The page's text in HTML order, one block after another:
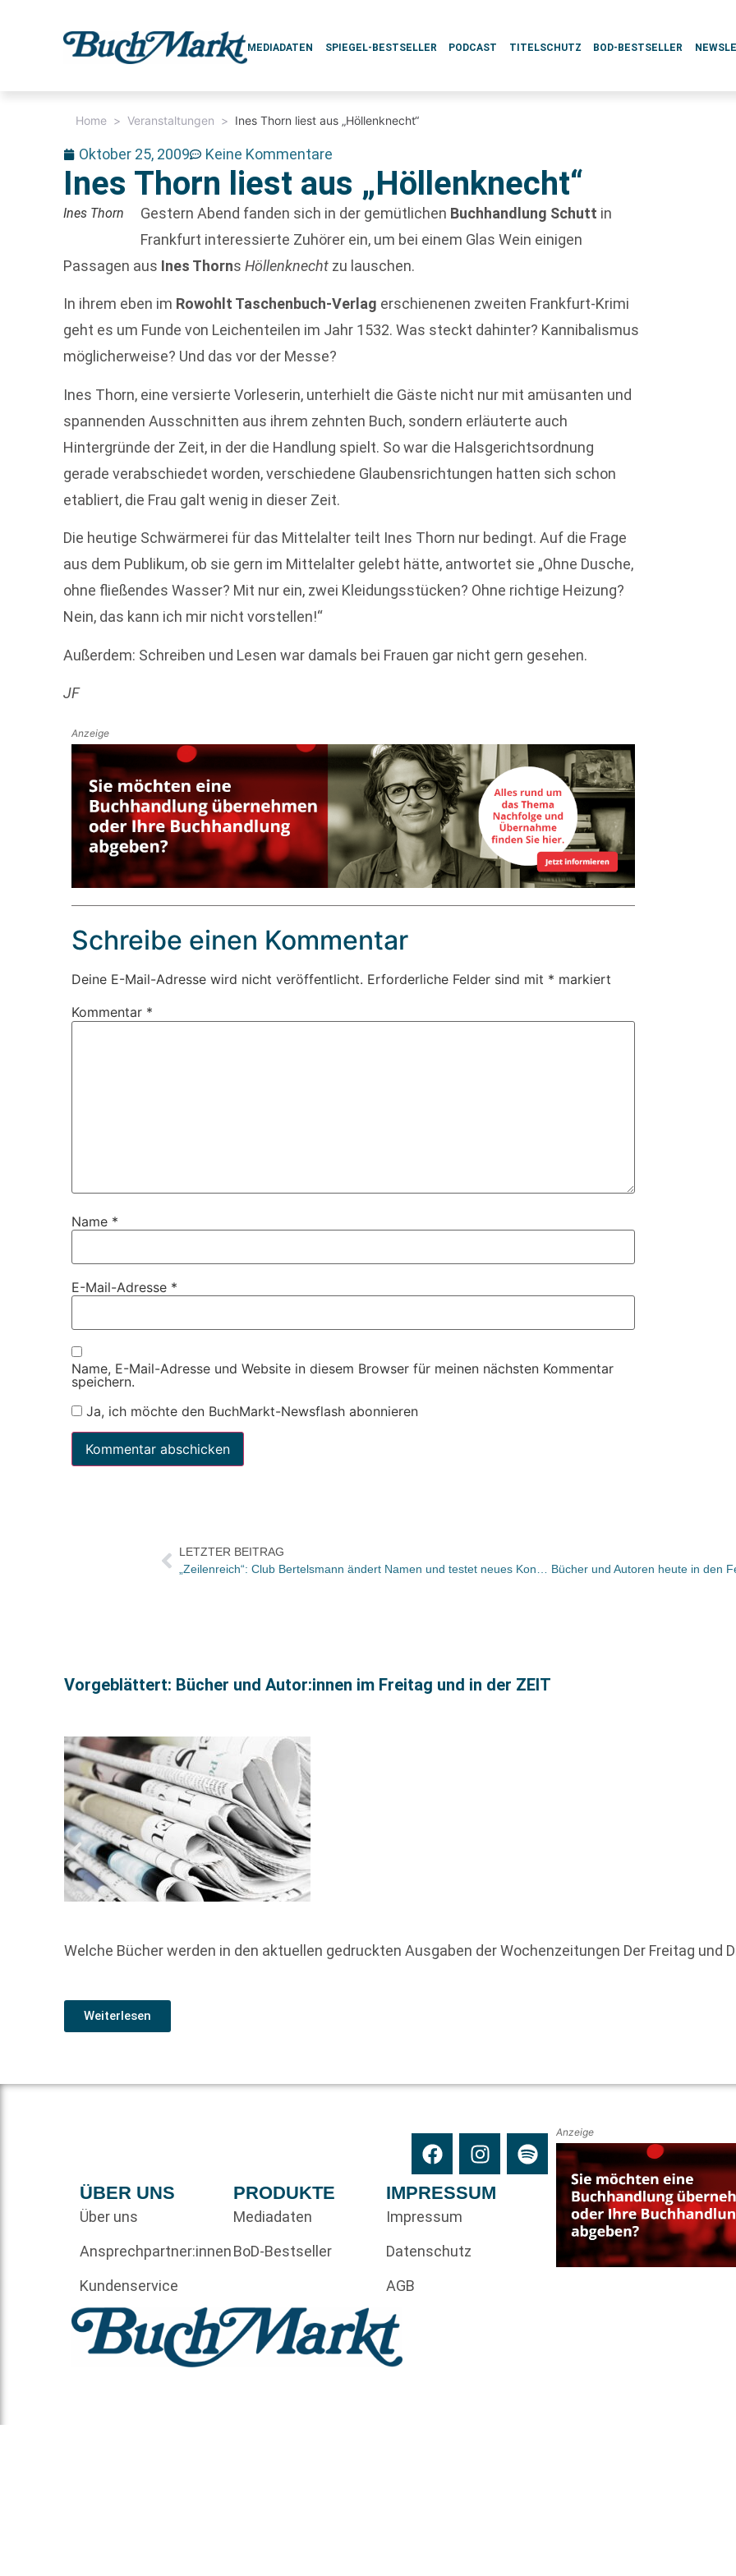
MEDIADATEN SPIEGEL-BESTSELLER PODCAST TITELSCHUTZ BOD-BESTSELLER
Home > Veranstaltungen > Ines Thorn liest aus „Höllenknecht“
Oktober 25, 2009 Keine Kommentare
Ines Thorn liest aus „Höllenknecht“
Ines Thorn Gestern Abend fanden sich in der gemütlichen Buchhandlung Schutt in
Frankfurt interessierte Zuhörer ein, um bei einem Glas Wein einigen
Passagen aus Ines ThornsHöllenknecht zu lauschen.
In ihrem eben im Rowohlt Taschenbuch-Verlag erschienenen zweiten Frankfurt-Krimi
geht es um Funde von Leichenteilen im Jahr 1532. Was steckt dahinter? Kannibalismus
möglicherweise? Und das vor der Messe?
Ines Thorn, eine versierte Vorleserin, unterhielt die Gäste nicht nur mit amüsanten und
spannenden Ausschnitten aus ihrem zehnten Buch, sondern erläuterte auch
Hintergründe der Zeit, in der die Handlung spielt. So war die Halsgerichtsordnung
gerade verabschiedet worden, verschiedene Glaubensrichtungen hatten sich schon
etabliert, die Frau galt wenig in dieser Zeit.
Die heutige Schwärmerei für das Mittelalter teilt Ines Thorn nur bedingt. Auf die Frage
aus dem Publikum, ob sie gern im Mittelalter gelebt hätte, antwortet sie „Ohne Dusche,
ohne fließendes Wasser? Mit nur ein, zwei Kleidungsstücken? Ohne richtige Heizung?
Nein, das kann ich mir nicht vorstellen!“
Außerdem: Schreiben und Lesen war damals bei Frauen gar nicht gern gesehen.
JF
Anzeige
Schreibe einen Kommentar
Deine E-Mail-Adresse wird nicht veröffentlicht. Erforderliche Felder sind mit * markiert
Kommentar *
Name *
E-Mail-Adresse *
Name, E-Mail-Adresse und Website in diesem Browser für meinen nächsten Kommentar
speichern.
Ja, ich möchte den BuchMarkt-Newsflash abonnieren
LETZTER BEITRAG
Vorgeblättert: Bücher und Autor:innen im Freitag und in der ZEIT
Welche Bücher werden in den aktuellen gedruckten Ausgaben der Wochenzeitungen Der Freitag und
Weiterlesen
ÜBER UNS
Über uns
Ansprechpartner:innen
Kundenservice
PRODUKTE
Mediadaten
BoD-Bestseller
IMPRESSUM
Impressum
Datenschutz
AGB
Anzeige